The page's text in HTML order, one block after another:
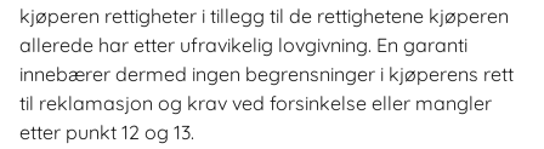
kjøperen rettigheter i tillegg til de rettighetene kjøperen
allerede har etter ufravikelig lovgivning. En garanti
innebærer dermed ingen begrensninger i kjøperens rett
til reklamasjon og krav ved forsinkelse eller mangler
etter punkt 12 og 13.